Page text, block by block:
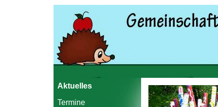
Aktuelles
Termine